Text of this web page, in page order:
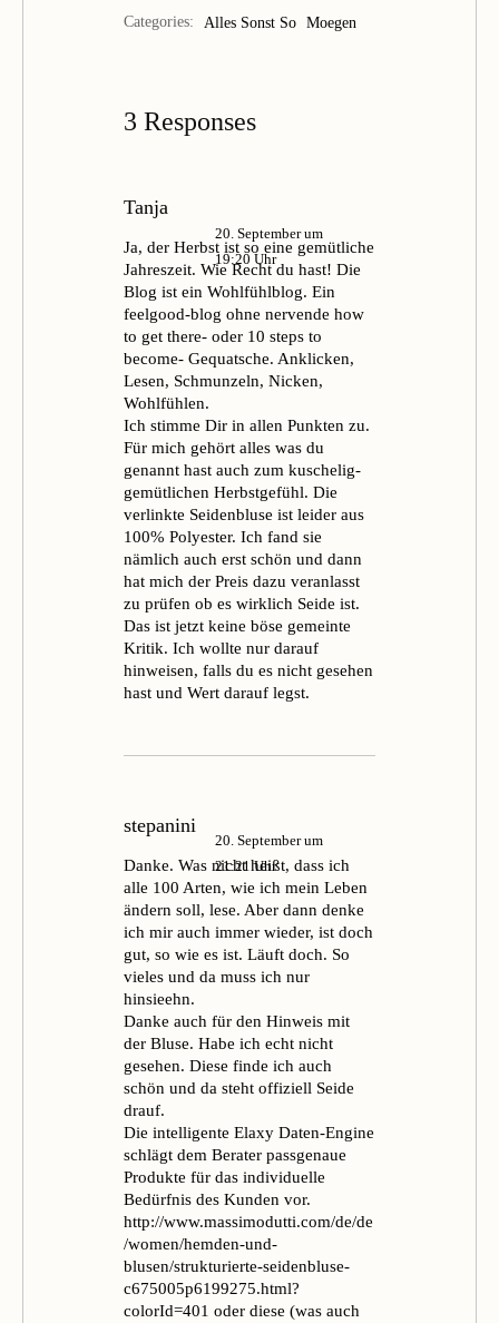
Categories: Alles Sonst So Moegen
3 Responses
Tanja
20. September um
19:20 Uhr
Ja, der Herbst ist so eine gemütliche
Jahreszeit. Wie Recht du hast! Die
Blog ist ein Wohlfühlblog. Ein
feelgood-blog ohne nervende how
to get there- oder 10 steps to
become- Gequatsche. Anklicken,
Lesen, Schmunzeln, Nicken,
Wohlfühlen.
Ich stimme Dir in allen Punkten zu.
Für mich gehört alles was du
genannt hast auch zum kuschelig-
gemütlichen Herbstgefühl. Die
verlinkte Seidenbluse ist leider aus
100% Polyester. Ich fand sie
nämlich auch erst schön und dann
hat mich der Preis dazu veranlasst
zu prüfen ob es wirklich Seide ist.
Das ist jetzt keine böse gemeinte
Kritik. Ich wollte nur darauf
hinweisen, falls du es nicht gesehen
hast und Wert darauf legst.
stepanini
20. September um
21:21 Uhr
Danke. Was nicht heißt, dass ich
alle 100 Arten, wie ich mein Leben
ändern soll, lese. Aber dann denke
ich mir auch immer wieder, ist doch
gut, so wie es ist. Läuft doch. So
vieles und da muss ich nur
hinsieehn.
Danke auch für den Hinweis mit
der Bluse. Habe ich echt nicht
gesehen. Diese finde ich auch
schön und da steht offiziell Seide
drauf.
Die intelligente Elaxy Daten-Engine
schlägt dem Berater passgenaue
Produkte für das individuelle
Bedürfnis des Kunden vor.
http://www.massimodutti.com/de/de
/women/hemden-und-
blusen/strukturierte-seidenbluse-
c675005p6199275.html?
colorId=401 oder diese (was auch